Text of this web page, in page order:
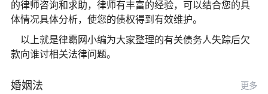
的律师咨询和求助，律师有丰富的经验，可以结合您的具
体情况具体分析，使您的债权得到有效维护。
以上就是律霸网小编为大家整理的有关债务人失踪后欠
款向谁讨相关法律问题。
婚姻法 更多